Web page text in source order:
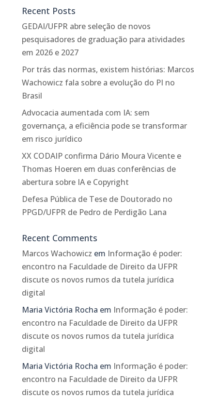
Recent Posts
GEDAI/UFPR abre seleção de novos
pesquisadores de graduação para atividades
em 2026 e 2027
Por trás das normas, existem histórias: Marcos
Wachowicz fala sobre a evolução do PI no
Brasil
Advocacia aumentada com IA: sem
governança, a eficiência pode se transformar
em risco jurídico
XX CODAIP confirma Dário Moura Vicente e
Thomas Hoeren em duas conferências de
abertura sobre IA e Copyright
Defesa Pública de Tese de Doutorado no
PPGD/UFPR de Pedro de Perdigão Lana
Recent Comments
Marcos Wachowicz em Informação é poder:
encontro na Faculdade de Direito da UFPR
discute os novos rumos da tutela jurídica
digital
Maria Victória Rocha em Informação é poder:
encontro na Faculdade de Direito da UFPR
discute os novos rumos da tutela jurídica
digital
Maria Victória Rocha em Informação é poder:
encontro na Faculdade de Direito da UFPR
discute os novos rumos da tutela jurídica